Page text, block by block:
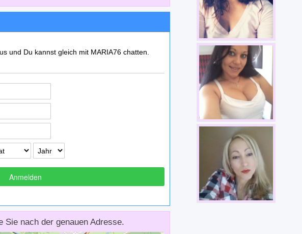
und Du kannst gleich mit MARIA76 chatten.
Anmelden
Sie nach der genauen Adresse.